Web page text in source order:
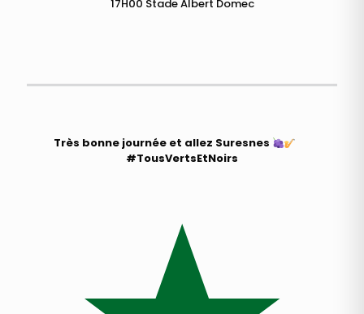
17H00 Stade Albert Domec
Très bonne journée et allez Suresnes
#TousVertsEtNoirs